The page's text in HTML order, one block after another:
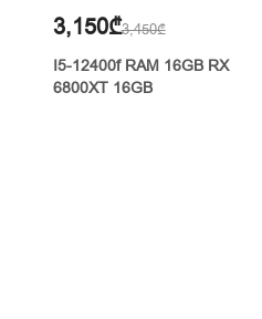
3,150₾3,450₾
I5-12400f RAM 16GB RX
6800XT 16GB